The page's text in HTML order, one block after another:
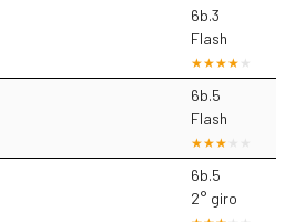
6b.3
Flash
6b.5
Flash
6b.5
2° giro